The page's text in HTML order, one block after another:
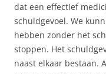
dat een effectief
schuldgevoel. We
hebben zonder het
stoppen. Het
naast elkaar bestaan.